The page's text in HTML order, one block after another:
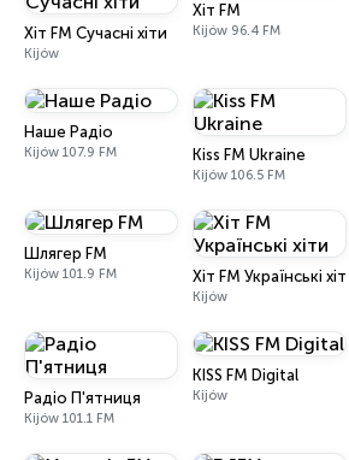
Хіт FM Сучасні хіти
Kijów
Хіт FM
Kijów 96.4 FM
Наше Радіо
Kijów 107.9 FM Kiss FM Ukraine
Kijów 106.5 FM
Шлягер FM
Kijów 101.9 FM Хіт FM Українські хіти
Kijów
Радіо П'ятниця
Kijów 101.1 FM
KISS FM Digital
Kijów